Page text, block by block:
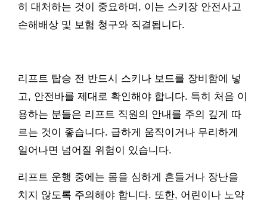
히 대처하는 것이 중요하며, 이는 스키장 안전사고
손해배상 및 보험 청구와 직결됩니다.
리프트 탑승 전 반드시 스키나 보드를 장비함에 넣
고, 안전바를 제대로 확인해야 합니다. 특히 처음 이
용하는 분들은 리프트 직원의 안내를 주의 깊게 따
르는 것이 좋습니다. 급하게 움직이거나 무리하게
일어나면 넘어질 위험이 있습니다.
리프트 운행 중에는 몸을 심하게 흔들거나 장난을
치지 않도록 주의해야 합니다. 또한, 어린이나 노약